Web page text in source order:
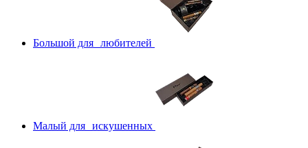
Большой для любителей
Малый для искушенных